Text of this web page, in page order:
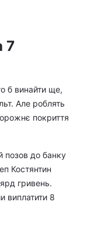
7
б винайти ще,
Але роблять
покриття
позов до банку
Костянтин
гривень.
виплатити 8